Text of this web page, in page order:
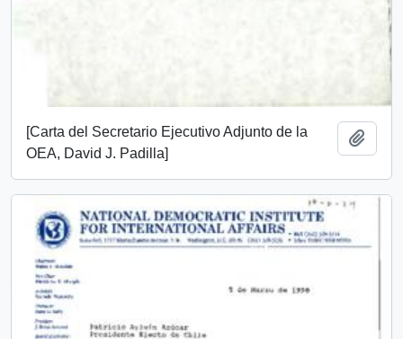
[Carta del Secretario Ejecutivo Adjunto de la
OEA, David J. Padilla]